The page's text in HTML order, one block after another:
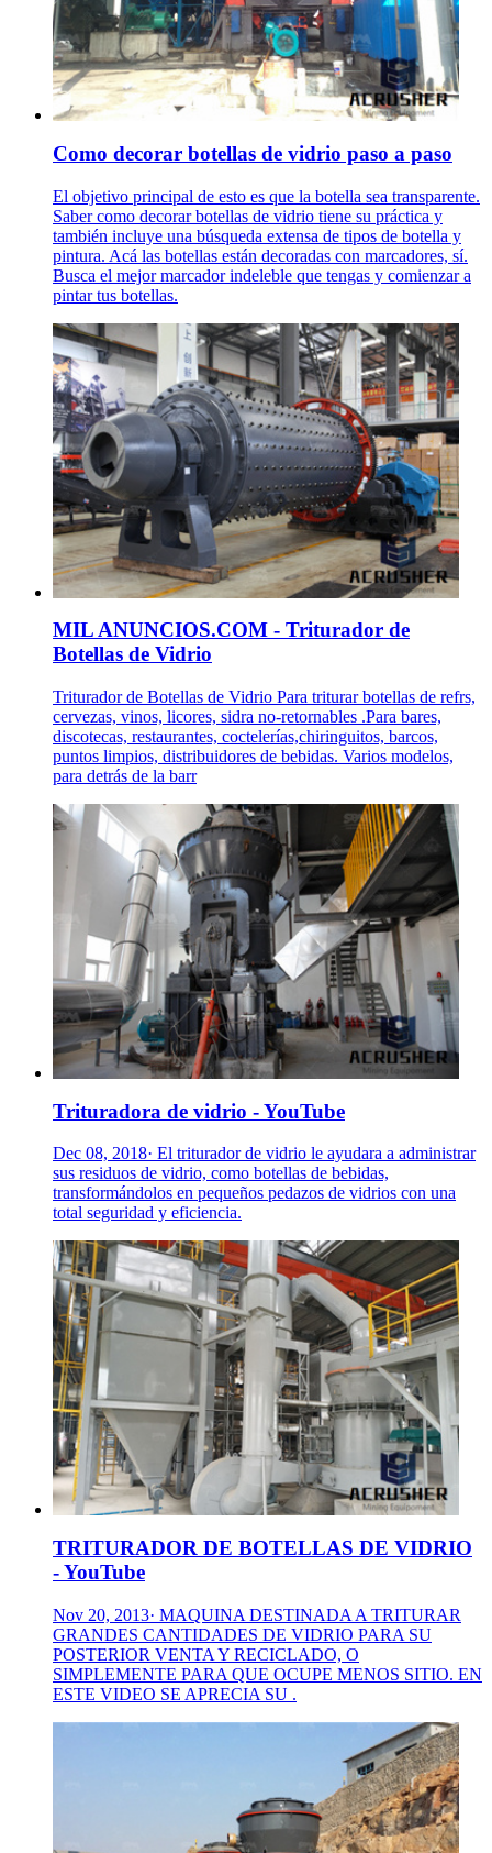
Como decorar botellas de vidrio paso a paso
El objetivo principal de esto es que la botella sea transparente.
Saber como decorar botellas de vidrio tiene su práctica y
también incluye una búsqueda extensa de tipos de botella y
pintura. Acá las botellas están decoradas con marcadores, sí.
Busca el mejor marcador indeleble que tengas y comienzar a
pintar tus botellas.
MIL ANUNCIOS.COM - Triturador de
Botellas de Vidrio
Triturador de Botellas de Vidrio Para triturar botellas de refrs,
cervezas, vinos, licores, sidra no-retornables .Para bares,
discotecas, restaurantes, coctelerías,chiringuitos, barcos,
puntos limpios, distribuidores de bebidas. Varios modelos,
para detrás de la barr
Trituradora de vidrio - YouTube
Dec 08, 2018· El triturador de vidrio le ayudara a administrar
sus residuos de vidrio, como botellas de bebidas,
transformándolos en pequeños pedazos de vidrios con una
total seguridad y eficiencia.
TRITURADOR DE BOTELLAS DE VIDRIO
- YouTube
Nov 20, 2013· MAQUINA DESTINADA A TRITURAR
GRANDES CANTIDADES DE VIDRIO PARA SU
POSTERIOR VENTA Y RECICLADO, O
SIMPLEMENTE PARA QUE OCUPE MENOS SITIO. EN
ESTE VIDEO SE APRECIA SU .